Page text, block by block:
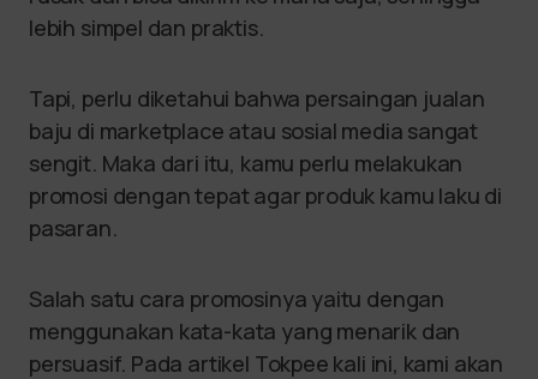
lebih simpel dan praktis.
Tapi, perlu diketahui bahwa persaingan jualan
baju di marketplace atau sosial media sangat
sengit. Maka dari itu, kamu perlu melakukan
promosi dengan tepat agar produk kamu laku di
pasaran.
Salah satu cara promosinya yaitu dengan
menggunakan kata-kata yang menarik dan
persuasif. Pada artikel Tokpee kali ini, kami akan